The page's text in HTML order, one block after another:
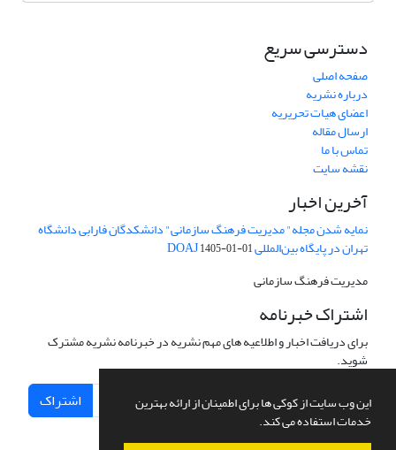
این وب سایت از کوکی ها برای اطمینان از ارائه بهترین
خدمات استفاده می کند.
دسترسی سریع
صفحه اصلی
درباره نشریه
اعضای هیات تحریریه
ارسال مقاله
تماس با ما
نقشه سایت
آخرین اخبار
نمایه شدن مجله" مدیریت فرهنگ سازمانی" دانشکدگان فارابی دانشگاه
تهران در پایگاه بین‌المللی DOAJ1405-01-01
مدیریت فرهنگ سازمانی
اشتراک خبرنامه
برای دریافت اخبار و اطلاعیه های مهم نشریه در خبرنامه نشریه مشترک
شوید.
اشتراک